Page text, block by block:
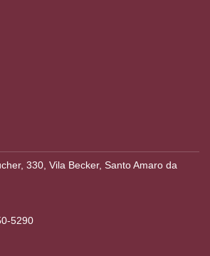
330, Vila Becker, Santo Amaro da
5290